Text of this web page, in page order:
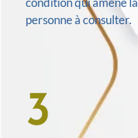
personne à consulter.
3